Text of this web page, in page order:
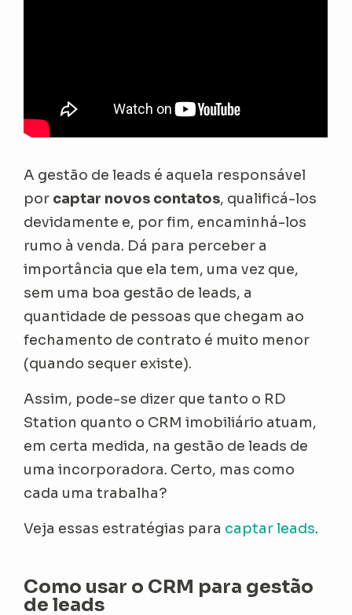
A gestão de leads é aquela responsável
por captar novos contatos, qualificá-los
devidamente e, por fim, encaminhá-los
rumo à venda. Dá para perceber a
importância que ela tem, uma vez que,
sem uma boa gestão de leads, a
quantidade de pessoas que chegam ao
fechamento de contrato é muito menor
(quando sequer existe).
Assim, pode-se dizer que tanto o RD
Station quanto o CRM imobiliário atuam,
em certa medida, na gestão de leads de
uma incorporadora. Certo, mas como
cada uma trabalha?
Veja essas estratégias para captar leads.
Como usar o CRM para gestão
de leads